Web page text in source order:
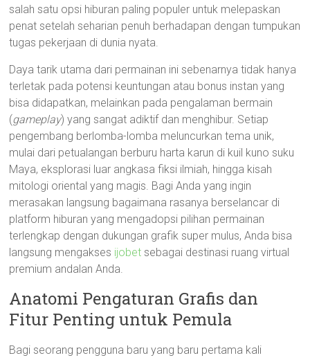
salah satu opsi hiburan paling populer untuk melepaskan
penat setelah seharian penuh berhadapan dengan tumpukan
tugas pekerjaan di dunia nyata.
Daya tarik utama dari permainan ini sebenarnya tidak hanya
terletak pada potensi keuntungan atau bonus instan yang
bisa didapatkan, melainkan pada pengalaman bermain
(gameplay) yang sangat adiktif dan menghibur. Setiap
pengembang berlomba-lomba meluncurkan tema unik,
mulai dari petualangan berburu harta karun di kuil kuno suku
Maya, eksplorasi luar angkasa fiksi ilmiah, hingga kisah
mitologi oriental yang magis. Bagi Anda yang ingin
merasakan langsung bagaimana rasanya berselancar di
platform hiburan yang mengadopsi pilihan permainan
terlengkap dengan dukungan grafik super mulus, Anda bisa
langsung mengakses ijobet sebagai destinasi ruang virtual
premium andalan Anda.
Anatomi Pengaturan Grafis dan
Fitur Penting untuk Pemula
Bagi seorang pengguna baru yang baru pertama kali